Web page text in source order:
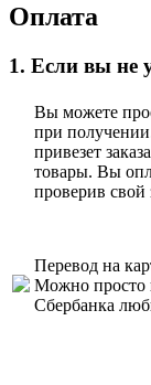
Оплата
1. Если вы не
Вы можете
при
привезет
товары. Вы
проверив свой
Перевод на
Можно просто
Сбербанка